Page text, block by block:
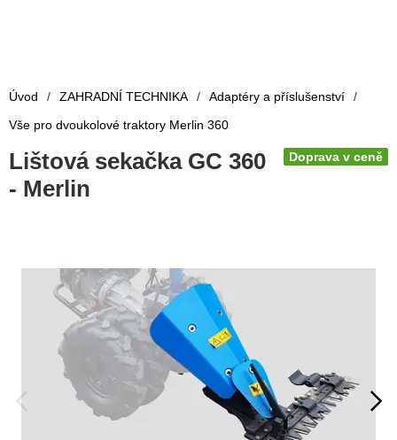
Úvod / ZAHRADNÍ TECHNIKA / Adaptéry a příslušenství
/
Vše pro dvoukolové traktory Merlin 360
Doprava v ceně
Lištová sekačka GC 360
- Merlin